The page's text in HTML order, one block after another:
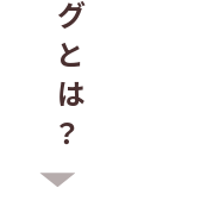
グ
と
は
？